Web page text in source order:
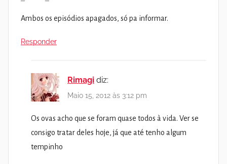
Ambos os episódios apagados, só pa informar.
Responder
Rimagi diz:
Maio 15, 2012 às 3:12 pm
Os ovas acho que se foram quase todos à vida. Ver se
consigo tratar deles hoje, já que até tenho algum
tempinho